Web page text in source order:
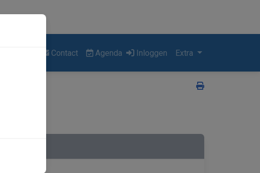
Contact Agenda Inloggen Extra
Print pagina